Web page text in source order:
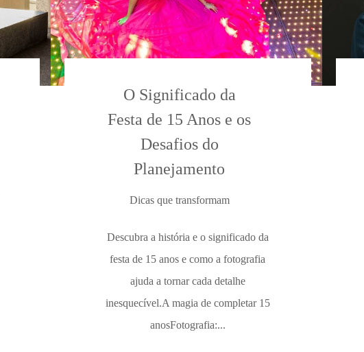
O Significado da
Festa de 15 Anos e os
Desafios do
Planejamento
Dicas que transformam
Descubra a história e o significado da
festa de 15 anos e como a fotografia
ajuda a tornar cada detalhe
inesquecível.A magia de completar 15
anosFotografia:...